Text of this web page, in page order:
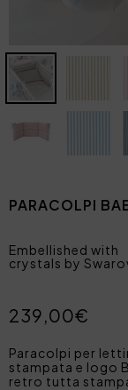
PARACOLPI
Embellished with
crystals by
239,00€
Paracolpi per
stampata e logo
retro tutta